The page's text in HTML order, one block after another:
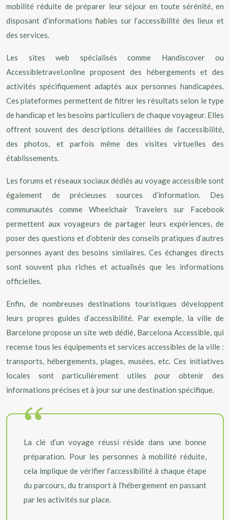
mobilité réduite de préparer leur séjour en toute sérénité, en
disposant d’informations fiables sur l’accessibilité des lieux et
des services.
Les sites web spécialisés comme Handiscover ou
Accessibletravel.online proposent des hébergements et des
activités spécifiquement adaptés aux personnes handicapées.
Ces plateformes permettent de filtrer les résultats selon le type
de handicap et les besoins particuliers de chaque voyageur. Elles
offrent souvent des descriptions détaillées de l’accessibilité,
des photos, et parfois même des visites virtuelles des
établissements.
Les forums et réseaux sociaux dédiés au voyage accessible sont
également de précieuses sources d’information. Des
communautés comme Wheelchair Travelers sur Facebook
permettent aux voyageurs de partager leurs expériences, de
poser des questions et d’obtenir des conseils pratiques d’autres
personnes ayant des besoins similaires. Ces échanges directs
sont souvent plus riches et actualisés que les informations
officielles.
Enfin, de nombreuses destinations touristiques développent
leurs propres guides d’accessibilité. Par exemple, la ville de
Barcelone propose un site web dédié, Barcelona Accessible, qui
recense tous les équipements et services accessibles de la ville :
transports, hébergements, plages, musées, etc. Ces initiatives
locales sont particulièrement utiles pour obtenir des
informations précises et à jour sur une destination spécifique.
La clé d’un voyage réussi réside dans une bonne
préparation. Pour les personnes à mobilité réduite,
cela implique de vérifier l’accessibilité à chaque étape
du parcours, du transport à l’hébergement en passant
par les activités sur place.